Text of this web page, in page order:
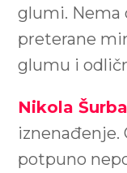
glumi. Nema
preterane
glumu i
Nikola
iznenađenje.
potpuno